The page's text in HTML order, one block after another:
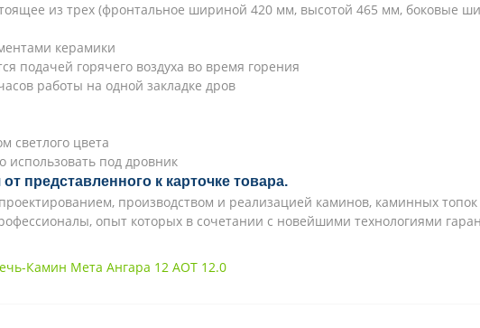
из трех (фронтальное шириной 420 мм, высотой 465 мм, боковые
керамики
подачей горячего воздуха во время горения
работы на одной закладке дров
светлого цвета
под дровник
представленного к карточке товара.
производством и реализацией каминов, каминных
опыт которых в сочетании с новейшими технологиями
Камин Мета Ангара 12 АОТ 12.0